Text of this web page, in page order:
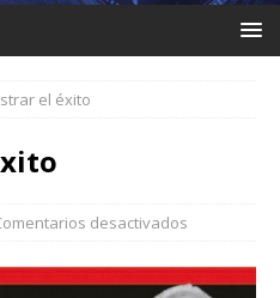
el éxito
desactivados